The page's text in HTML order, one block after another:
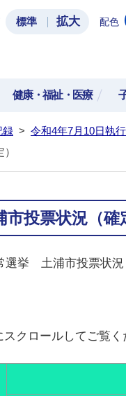
土浦市公式ホーム
標準 拡大 配色
健康・福祉・医療
録 > 令和4年7月10日執
投票状況（確
選挙 土浦市投票状況
クロールしてご覧く